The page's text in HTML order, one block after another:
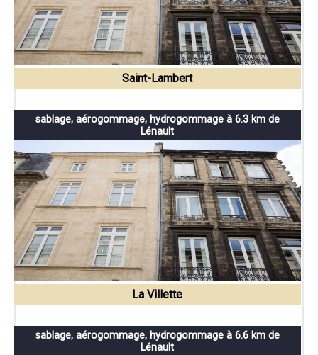
Saint-Lambert
sablage, aérogommage, hydrogommage à 6.3 km de
Lénault
La Villette
sablage, aérogommage, hydrogommage à 6.6 km de
Lénault